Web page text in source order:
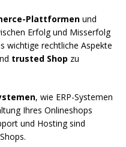
Plattformen und
Erfolg und Misserfolg
wichtige rechtliche Aspekte
trusted Shop zu
, wie ERP-Systemen
Ihres Onlineshops
und Hosting sind